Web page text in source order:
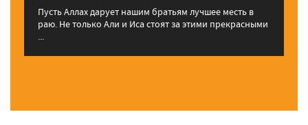
Пусть Аллах дарует нашим братьям лучшее месть в
раю. Не только Али и Иса стоят за этими прекрасными
...